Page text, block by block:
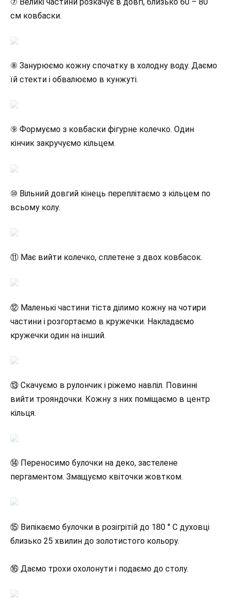
см ковбаски.
⑧ Занурюємо кожну спочатку в холодну воду. Даємо
їй стекти і обвалюємо в кунжуті.
⑨ Формуємо з ковбаски фігурне колечко. Один
кінчик закручуємо кільцем.
⑩ Вільний довгий кінець переплітаємо з кільцем по
всьому колу.
⑪ Має вийти колечко, сплетене з двох ковбасок.
⑫ Маленькі частини тіста ділимо кожну на чотири
частини і розгортаємо в кружечки. Накладаємо
кружечки один на інший.
⑬ Скачуємо в рулончик і ріжемо навпіл. Повинні
вийти трояндочки. Кожну з них поміщаємо в центр
кільця.
⑭ Переносимо булочки на деко, застелене
пергаментом. Змащуємо квіточки жовтком.
⑮ Випікаємо булочки в розігрітій до 180 ° C духовці
близько 25 хвилин до золотистого кольору.
⑯ Даємо трохи охолонути і подаємо до столу.